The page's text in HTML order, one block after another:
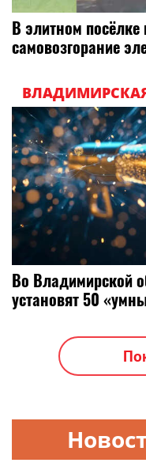
В элитном
самовозгорание
Во Владимирской
установят 50